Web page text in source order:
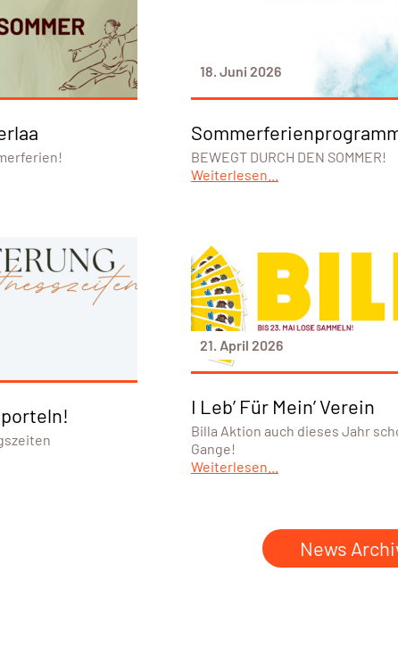
18. Juni 2026
BEWEGT DURCH DEN SOMMER!
Weiterlesen...
21. April 2026
I Leb’ Für Mein’ Verein
Billa Aktion auch dieses Jahr
Gange!
Weiterlesen...
News